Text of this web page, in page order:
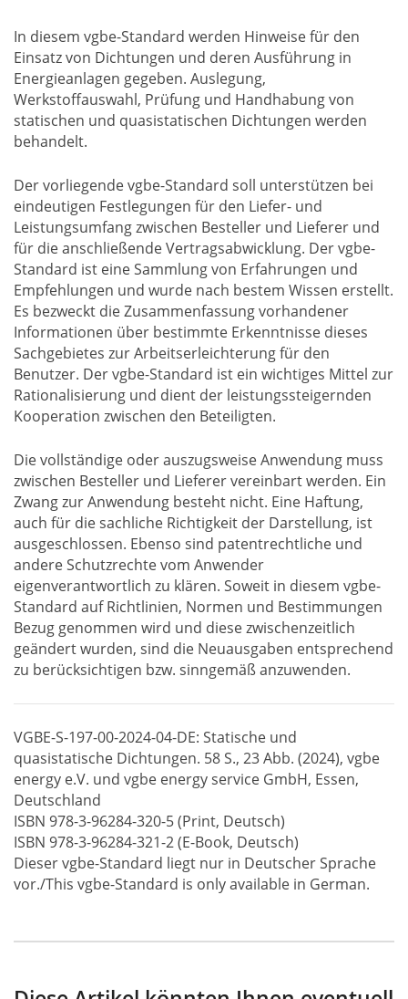
In diesem vgbe-Standard werden Hinweise für den
Einsatz von Dichtungen und deren Ausführung in
Energieanlagen gegeben. Auslegung,
Werkstoffauswahl, Prüfung und Handhabung von
statischen und quasistatischen Dichtungen werden
behandelt.
Der vorliegende vgbe-Standard soll unterstützen bei
eindeutigen Festlegungen für den Liefer- und
Leistungsumfang zwischen Besteller und Lieferer und
für die anschließende Vertragsabwicklung. Der vgbe-
Standard ist eine Sammlung von Erfahrungen und
Empfehlungen und wurde nach bestem Wissen erstellt.
Es bezweckt die Zusammenfassung vorhandener
Informationen über bestimmte Erkenntnisse dieses
Sachgebietes zur Arbeitserleichterung für den
Benutzer. Der vgbe-Standard ist ein wichtiges Mittel zur
Rationalisierung und dient der leistungssteigernden
Kooperation zwischen den Beteiligten.
Die vollständige oder auszugsweise Anwendung muss
zwischen Besteller und Lieferer vereinbart werden. Ein
Zwang zur Anwendung besteht nicht. Eine Haftung,
auch für die sachliche Richtigkeit der Darstellung, ist
ausgeschlossen. Ebenso sind patentrechtliche und
andere Schutzrechte vom Anwender
eigenverantwortlich zu klären. Soweit in diesem vgbe-
Standard auf Richtlinien, Normen und Bestimmungen
Bezug genommen wird und diese zwischenzeitlich
geändert wurden, sind die Neuausgaben entsprechend
zu berücksichtigen bzw. sinngemäß anzuwenden.
VGBE-S-197-00-2024-04-DE: Statische und
quasistatische Dichtungen. 58 S., 23 Abb. (2024), vgbe
energy e.V. und vgbe energy service GmbH, Essen,
Deutschland
ISBN 978-3-96284-320-5 (Print, Deutsch)
ISBN 978-3-96284-321-2 (E-Book, Deutsch)
Dieser vgbe-Standard liegt nur in Deutscher Sprache
vor./This vgbe-Standard is only available in German.